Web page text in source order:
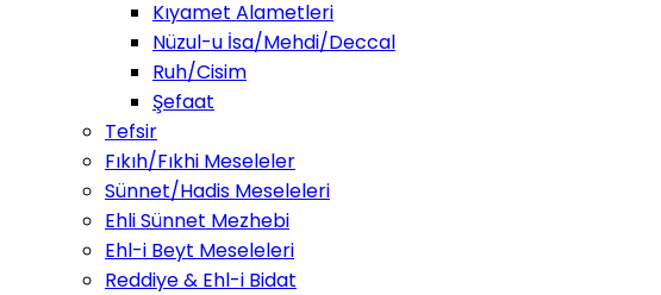
Kıyamet Alametleri
Nüzul-u İsa/Mehdi/Deccal
Ruh/Cisim
Şefaat
Tefsir
Fıkıh/Fıkhi Meseleler
Sünnet/Hadis Meseleleri
Ehli Sünnet Mezhebi
Ehl-i Beyt Meseleleri
Reddiye & Ehl-i Bidat